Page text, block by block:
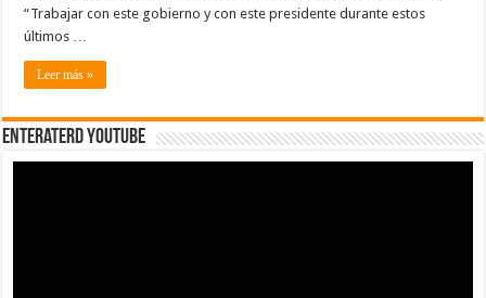
“Trabajar con este gobierno y con este presidente durante estos
últimos …
Leer más »
EnterateRD YOUTUBE